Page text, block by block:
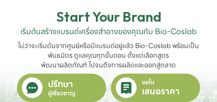
Start Your Brand
เริ่มต้นสร้างแบรนด์เครื่องสำอางของคุณกับ Bio-Coslab
ไม่ว่าจะเริ่มต้นจากศูนย์หรือมีแบรนด์อยู่แล้ว Bio-Coslab พร้อมเป็น
พันธมิตร ดูแลคุณทุกขั้นตอน ตั้งแต่เลือกสูตร
พัฒนาผลิตภัณฑ์ ไปจนถึงการผลิตและออกสู่ตลาด
ปรึกษา
ผู้เชี่ยวชาญ
ขอใบ
เสนอราคา